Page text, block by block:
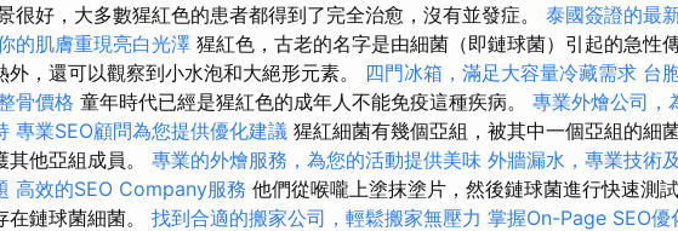
很好，大多數猩紅色的患者都得到了完全治愈，沒有並發症。 泰國簽證的最
的肌膚重現亮白光澤 猩紅色，古老的名字是由細菌（即鏈球菌）引起的急性傳
外，還可以觀察到小水泡和大絕形元素。 四門冰箱，滿足大容量冷藏需求 台
骨價格 童年時代已經是猩紅色的成年人不能免疫這種疾病。 專業外燴公司，
專業SEO顧問為您提供優化建議 猩紅細菌有幾個亞組，被其中一個亞組的細
他亞組成員。 專業的外燴服務，為您的活動提供美味 外牆漏水，專業技術
高效的SEO Company服務 他們從喉嚨上塗抹塗片，然後鏈球菌進行快速測
鏈球菌細菌。 找到合適的搬家公司，輕鬆搬家無壓力 掌握On-Page SEO優